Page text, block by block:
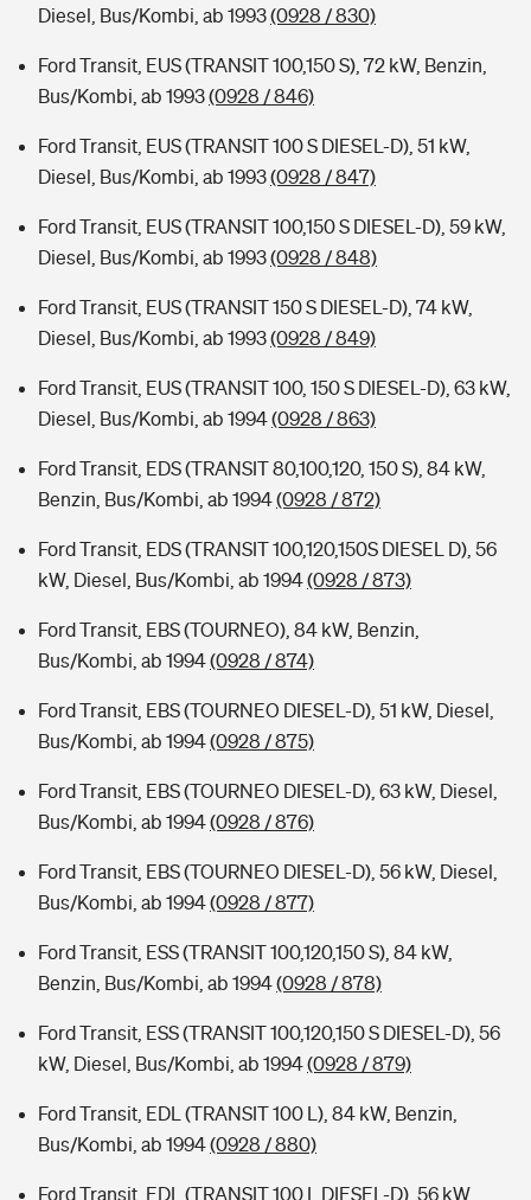
Diesel, Bus/Kombi, ab 1993(0928 / 830)
Ford Transit, EUS (TRANSIT 100,150 S), 72 kW, Benzin,
Bus/Kombi, ab 1993(0928 / 846)
Ford Transit, EUS (TRANSIT 100 S DIESEL-D), 51 kW,
Diesel, Bus/Kombi, ab 1993(0928 / 847)
Ford Transit, EUS (TRANSIT 100,150 S DIESEL-D), 59 kW,
Diesel, Bus/Kombi, ab 1993(0928 / 848)
Ford Transit, EUS (TRANSIT 150 S DIESEL-D), 74 kW,
Diesel, Bus/Kombi, ab 1993(0928 / 849)
Ford Transit, EUS (TRANSIT 100, 150 S DIESEL-D), 63 kW,
Diesel, Bus/Kombi, ab 1994(0928 / 863)
Ford Transit, EDS (TRANSIT 80,100,120, 150 S), 84 kW,
Benzin, Bus/Kombi, ab 1994(0928 / 872)
Ford Transit, EDS (TRANSIT 100,120,150S DIESEL D), 56
kW, Diesel, Bus/Kombi, ab 1994(0928 / 873)
Ford Transit, EBS (TOURNEO), 84 kW, Benzin,
Bus/Kombi, ab 1994(0928 / 874)
Ford Transit, EBS (TOURNEO DIESEL-D), 51 kW, Diesel,
Bus/Kombi, ab 1994(0928 / 875)
Ford Transit, EBS (TOURNEO DIESEL-D), 63 kW, Diesel,
Bus/Kombi, ab 1994(0928 / 876)
Ford Transit, EBS (TOURNEO DIESEL-D), 56 kW, Diesel,
Bus/Kombi, ab 1994(0928 / 877)
Ford Transit, ESS (TRANSIT 100,120,150 S), 84 kW,
Benzin, Bus/Kombi, ab 1994(0928 / 878)
Ford Transit, ESS (TRANSIT 100,120,150 S DIESEL-D), 56
kW, Diesel, Bus/Kombi, ab 1994(0928 / 879)
Ford Transit, EDL (TRANSIT 100 L), 84 kW, Benzin,
Bus/Kombi, ab 1994(0928 / 880)
Ford Transit, EDL (TRANSIT 100 L DIESEL-D), 56 kW,